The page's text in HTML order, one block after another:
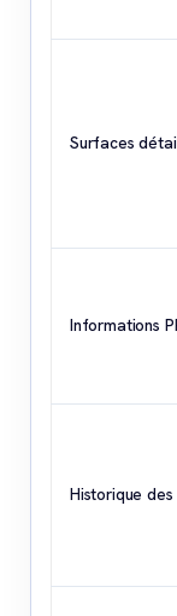
Surfaces
Informations
Historique